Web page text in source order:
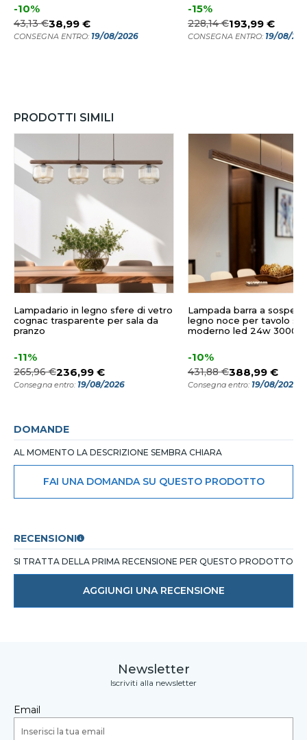
-10%
43,13 €38,99 €
CONSEGNA ENTRO: 19/08/2026
-15%
228,14 €193,99 €
CONSEGNA ENTRO: 19/08/
PRODOTTI SIMILI
Lampadario in legno sfere di vetro
cognac trasparente per sala da
pranzo
-11%
265,96 €236,99 €
Consegna entro: 19/08/2026
Lampada barra a
legno noce per tavolo
moderno led 24w 3000k
-10%
431,88 €388,99 €
Consegna entro: 19/08/2026
DOMANDE
AL MOMENTO LA DESCRIZIONE SEMBRA CHIARA
FAI UNA DOMANDA SU QUESTO PRODOTTO
RECENSIONI
SI TRATTA DELLA PRIMA RECENSIONE PER QUESTO PRODOTTO
AGGIUNGI UNA RECENSIONE
Newsletter
Iscriviti alla newsletter
Email